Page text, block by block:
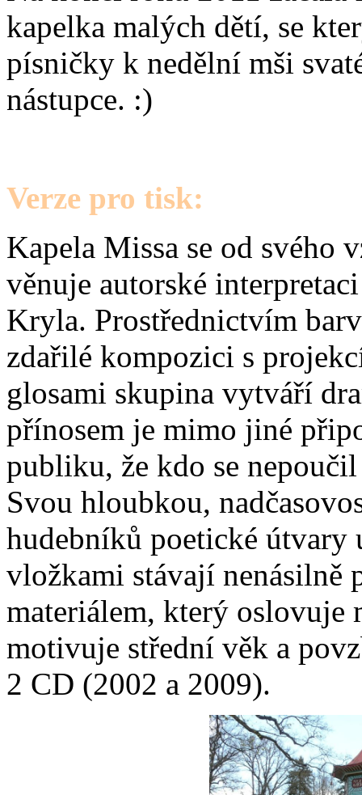
kapelka malých dětí, se
písničky k nedělní mši
nástupce. :)
Verze pro tisk:
Kapela Missa se od svého
věnuje autorské
Kryla. Prostřednictvím
zdařilé kompozici s
glosami skupina vytváří
přínosem je mimo jiné
publiku, že kdo se
Svou hloubkou,
hudebníků poetické útvary
vložkami stávají nenásilně
materiálem, který oslovuje
motivuje střední věk a
2 CD (2002 a 2009).